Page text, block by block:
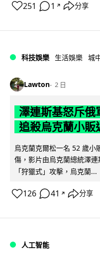
251 1 ↗ 分享
科技娛樂 生活娛樂 城
Lawton 2 日
澤連斯基怒斥俄
追殺烏克蘭小
烏克蘭克爾松一名 52 歲小
傷，影片由烏克蘭總統澤
「狩獵式」攻擊，烏克蘭...
126 41 ↗ 分享
人工智能